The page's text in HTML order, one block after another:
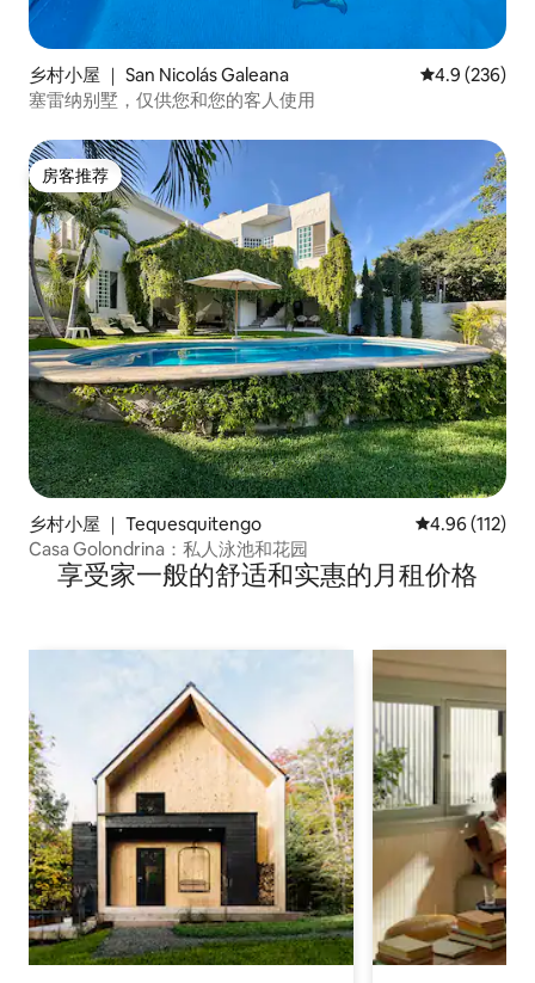
乡村小屋 ｜ San Nicolás Galeana 平均评分 4.9
4.9 (236)
塞雷纳别墅，仅供您和您的客人使用
房客推荐
房客推荐
乡村小屋 ｜ Tequesquitengo 平均评分 4.96
4.96 (112)
Casa Golondrina：私人泳池和花园
享受家一般的舒适和实惠的月租价格